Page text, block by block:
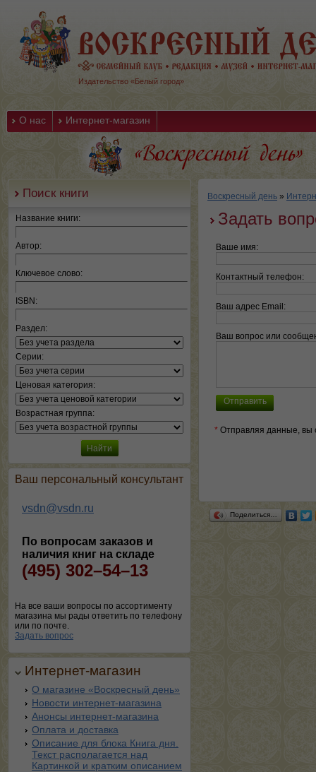
Издательство «Белый город»
О нас Интернет-магазин
Поиск книги
Название книги:
Автор:
Ключевое слово:
ISBN:
Раздел:
Серии:
Ценовая категория:
Возрастная группа:
Ваш персональный консультант
vsdn@vsdn.ru
По вопросам заказов и
наличия книг на складе
(495) 302–54–13
На все ваши вопросы по ассортименту
магазина мы рады ответить по телефону
или по почте.
Задать вопрос
Интернет-магазин
О магазине «Воскресный день»
Новости интернет-магазина
Анонсы интернет-магазина
Оплата и доставка
Описание для блока Книга дня.
Текст располагается над
Картинкой и кратким описанием
Воскресный день »
Задать
Ваше имя:
Контактный телефон:
Ваш адрес Email:
Ваш вопрос или
* Отправляя данные, вы
Поделиться…